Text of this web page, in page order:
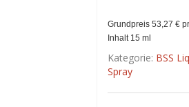
Grundpreis 53,27 €
Inhalt 15 ml
Kategorie: BSS
Spray